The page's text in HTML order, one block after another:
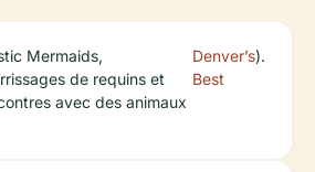
Mermaids,
de requins et
avec des animaux
Denver’s
Best
).